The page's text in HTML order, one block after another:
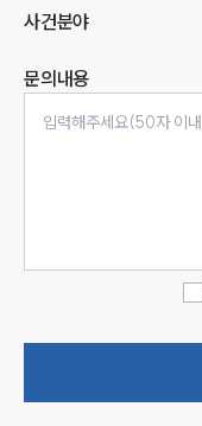
사건분야
문의내용